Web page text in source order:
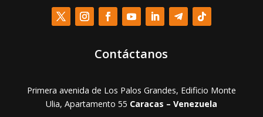
Contáctanos
Primera avenida de Los Palos Grandes, Edificio Monte
Ulia, Apartamento 55 Caracas – Venezuela